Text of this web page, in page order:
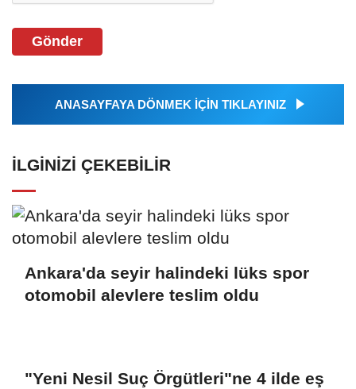
Gönder
ANASAYFAYA DÖNMEK İÇİN TIKLAYINIZ
İLGINIZI ÇEKEBILIR
Ankara'da seyir halindeki lüks spor
otomobil alevlere teslim oldu
"Yeni Nesil Suç Örgütleri"ne 4 ilde eş